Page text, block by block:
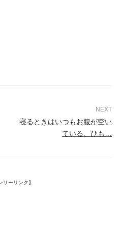
寝るときはいつもお腹が空い
ている、ひも…
サーリンク】